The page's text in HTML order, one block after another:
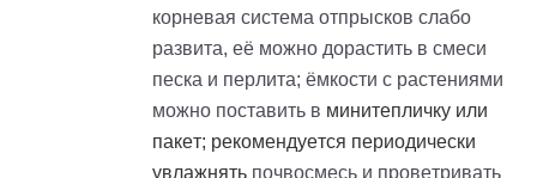
корневая система отпрысков слабо
развита, её можно дорастить в смеси
песка и перлита; ёмкости с растениями
можно поставить в минитепличку или
пакет; рекомендуется периодически
увлажнять почвосмесь и проветривать